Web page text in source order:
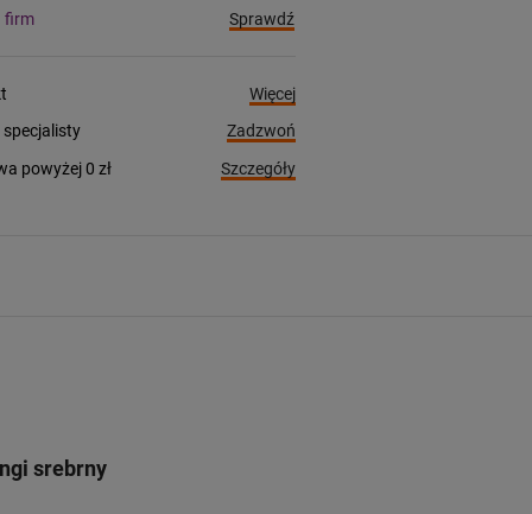
firm
Sprawdź
Więcej
Zadzwoń
powyżej 0 zł
Szczegóły
srebrny